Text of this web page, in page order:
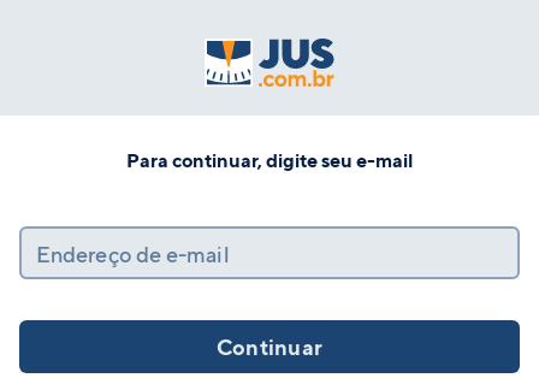
Para continuar, digite seu e-mail
Endereço de e-mail
Continuar